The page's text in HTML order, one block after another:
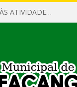
SERVIDORES DA CÂMARA MUNICIPAL RETORNAM ÀS ATIVIDADES APÓS O RECESSO PARLAMENTAR